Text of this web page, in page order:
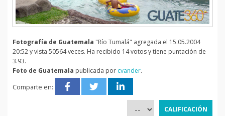
Fotografía de Guatemala "Río Tumalá" agregada el 15.05.2004
20:52 y vista 50564 veces. Ha recibido 14 votos y tiene puntación de
3.93.
Foto de Guatemala publicada por cvander.
Comparte en: